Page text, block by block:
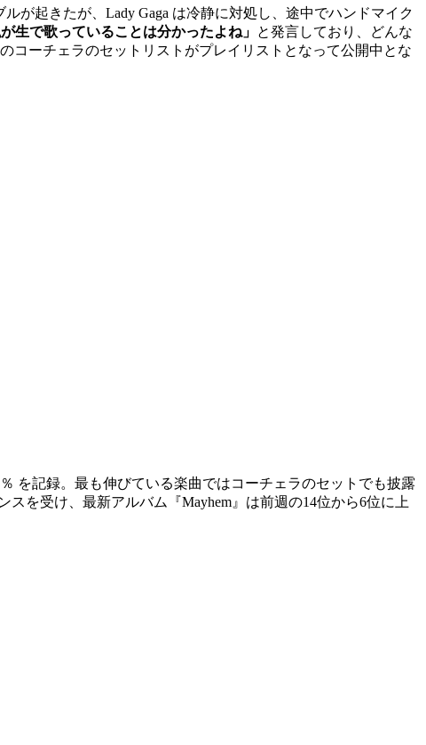
が起きたが、Lady Gaga は冷静に対処し、途中でハンドマイク
生で歌っていることは分かったよね」 と発言しており、どんな
コーチェラのセットリストがプレイリストとなって公開中とな
を記録。最も伸びている楽曲ではコーチェラのセットでも披露
スを受け、最新アルバム『Mayhem』は前週の14位から6位に上